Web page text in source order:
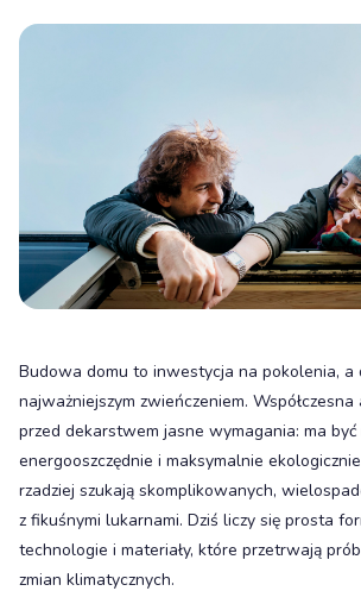
Budowa domu to inwestycja na pokolenia, a
najważniejszym zwieńczeniem.
przed dekarstwem jasne wymagania: ma być
energooszczędnie i maksymalnie
rzadziej szukają skomplikowanych,
z fikuśnymi lukarnami. Dziś liczy się prosta
technologie i materiały, które przetrwają
zmian klimatycznych.